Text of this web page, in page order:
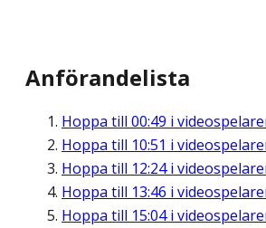
Anförandelista
Hoppa till 00:49 i
Hoppa till 10:51 i
Hoppa till 12:24i
Hoppa till 13:46 i
Hoppa till 15:04i